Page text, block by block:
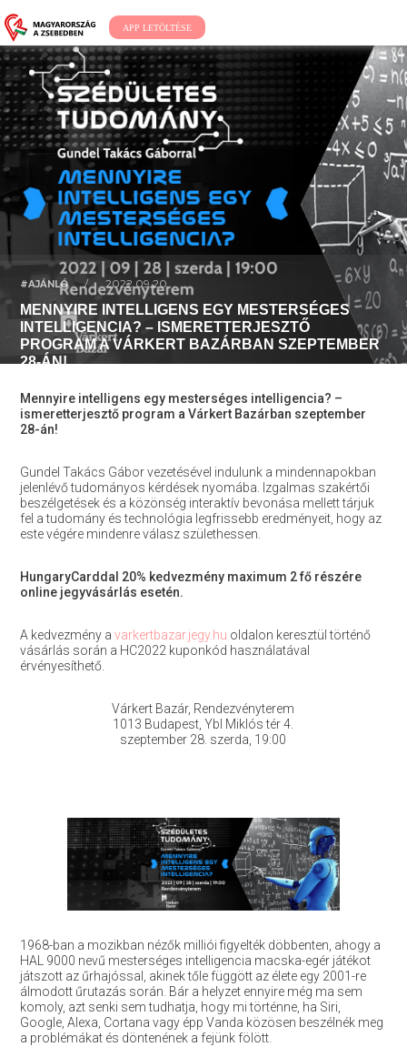
APP LETÖLTÉSE
#AJÁNLÓ / 2022.09.20.
MENNYIRE INTELLIGENS EGY MESTERSÉGES
INTELLIGENCIA? – ISMERETTERJESZTŐ
PROGRAM A VÁRKERT BAZÁRBAN SZEPTEMBER
28-ÁN!
Mennyire intelligens egy mesterséges intelligencia? –
ismeretterjesztő program a Várkert Bazárban szeptember
28-án!
Gundel Takács Gábor vezetésével indulunk a mindennapokban
jelenlévő tudományos kérdések nyomába. Izgalmas szakértői
beszélgetések és a közönség interaktív bevonása mellett tárjuk
fel a tudomány és technológia legfrissebb eredményeit, hogy az
este végére mindenre válasz születhessen.
HungaryCarddal 20% kedvezmény maximum 2 fő részére
online jegyvásárlás esetén.
A kedvezmény a varkertbazar.jegy.hu oldalon keresztül történő
vásárlás során a HC2022 kuponkód használatával
érvényesíthető.
Várkert Bazár, Rendezvényterem
1013 Budapest, Ybl Miklós tér 4.
szeptember 28. szerda, 19:00
1968-ban a mozikban nézők milliói figyelték döbbenten, ahogy a
HAL 9000 nevű mesterséges intelligencia macska-egér játékot
játszott az űrhajóssal, akinek tőle függött az élete egy 2001-re
álmodott űrutazás során. Bár a helyzet ennyire még ma sem
komoly, azt senki sem tudhatja, hogy mi történne, ha Siri,
Google, Alexa, Cortana vagy épp Vanda közösen beszélnék meg
a problémákat és döntenének a fejünk fölött.